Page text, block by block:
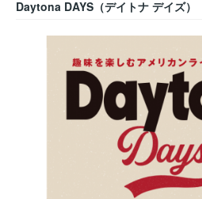
Daytona DAYS（デイトナ デイズ）